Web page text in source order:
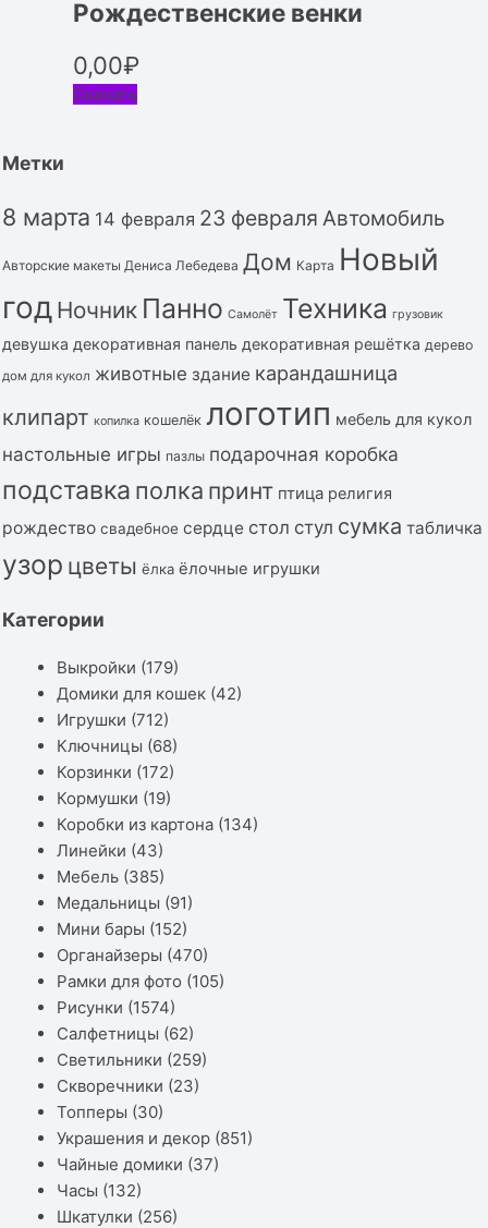
Рождественские венки
0,00₽
Скачать
Метки
8 марта 14 февраля 23 февраля Автомобиль
Авторские макеты Дениса Лебедева Дом Карта Новый
год Ночник Панно Самолёт Техника грузовик
девушка декоративная панель декоративная решётка дерево
дом для кукол животные здание карандашница
клипарт копилка кошелёк логотип мебель для кукол
настольные игры пазлы подарочная коробка
подставка полка принт птица религия
рождество свадебное сердце стол стул сумка табличка
узор цветы ёлка ёлочные игрушки
Категории
Выкройки (179)
Домики для кошек (42)
Игрушки (712)
Ключницы (68)
Корзинки (172)
Кормушки (19)
Коробки из картона (134)
Линейки (43)
Мебель (385)
Медальницы (91)
Мини бары (152)
Органайзеры (470)
Рамки для фото (105)
Рисунки (1574)
Салфетницы (62)
Светильники (259)
Скворечники (23)
Топперы (30)
Украшения и декор (851)
Чайные домики (37)
Часы (132)
Шкатулки (256)